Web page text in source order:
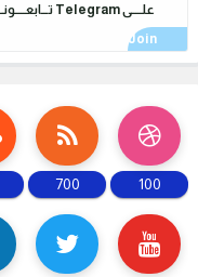
علـــــى Telegram تـــابعـــــونـــــــــــــــــــا
100
700